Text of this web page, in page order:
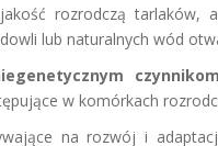
rozrodczą
lub naturalnych wód
w komórkach
na rozwój i